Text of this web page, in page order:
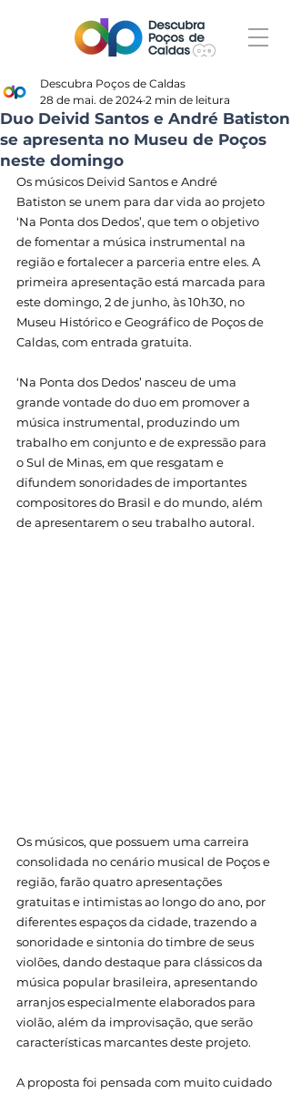
Duo Deivid Santos e André Batiston
se apresenta no Museu de Poços
neste domingo
Descubra Poços de Caldas
28 de mai. de 2024 2 min de leitura
Os músicos Deivid Santos e André
Batiston se unem para dar vida ao projeto
‘Na Ponta dos Dedos’, que tem o objetivo
de fomentar a música instrumental na
região e fortalecer a parceria entre eles. A
primeira apresentação está marcada para
este domingo, 2 de junho, às 10h30, no
Museu Histórico e Geográfico de Poços de
Caldas, com entrada gratuita.
‘Na Ponta dos Dedos’ nasceu de uma
grande vontade do duo em promover a
música instrumental, produzindo um
trabalho em conjunto e de expressão para
o Sul de Minas, em que resgatam e
difundem sonoridades de importantes
compositores do Brasil e do mundo, além
de apresentarem o seu trabalho autoral.
Os músicos, que possuem uma carreira
consolidada no cenário musical de Poços e
região, farão quatro apresentações
gratuitas e intimistas ao longo do ano, por
diferentes espaços da cidade, trazendo a
sonoridade e sintonia do timbre de seus
violões, dando destaque para clássicos da
música popular brasileira, apresentando
arranjos especialmente elaborados para
violão, além da improvisação, que serão
características marcantes deste projeto.
A proposta foi pensada com muito cuidado